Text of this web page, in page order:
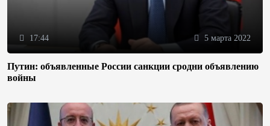
17:44 5 марта 2022
Путин: объявленные России санкции сродни объявлению
войны